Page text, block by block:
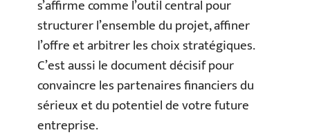
s’affirme comme l’outil central pour
structurer l’ensemble du projet, affiner
l’offre et arbitrer les choix stratégiques.
C’est aussi le document décisif pour
convaincre les partenaires financiers du
sérieux et du potentiel de votre future
entreprise.